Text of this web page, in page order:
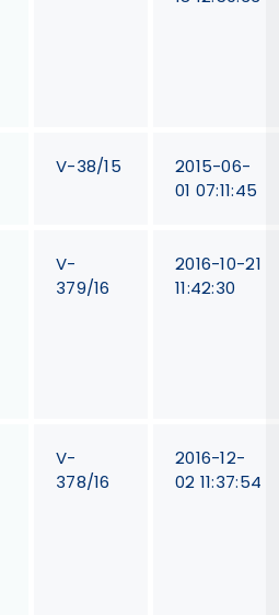
V-38/15
2015-06-
01 07:11:45
V-
379/16
2016-10-21
11:42:30
V-
378/16
2016-12-
02 11:37:54